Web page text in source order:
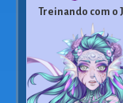
Treinando com o